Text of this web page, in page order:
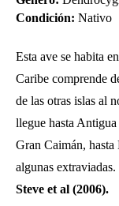
Condición: Nativo
Esta ave se habita
Caribe comprende
de las otras islas al
llegue hasta
Gran Caimán,
algunas extraviadas.
Steve et al (2006).